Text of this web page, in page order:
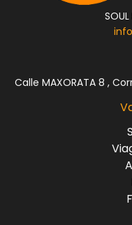
SOUL
Calle MAXORATA 8 ,